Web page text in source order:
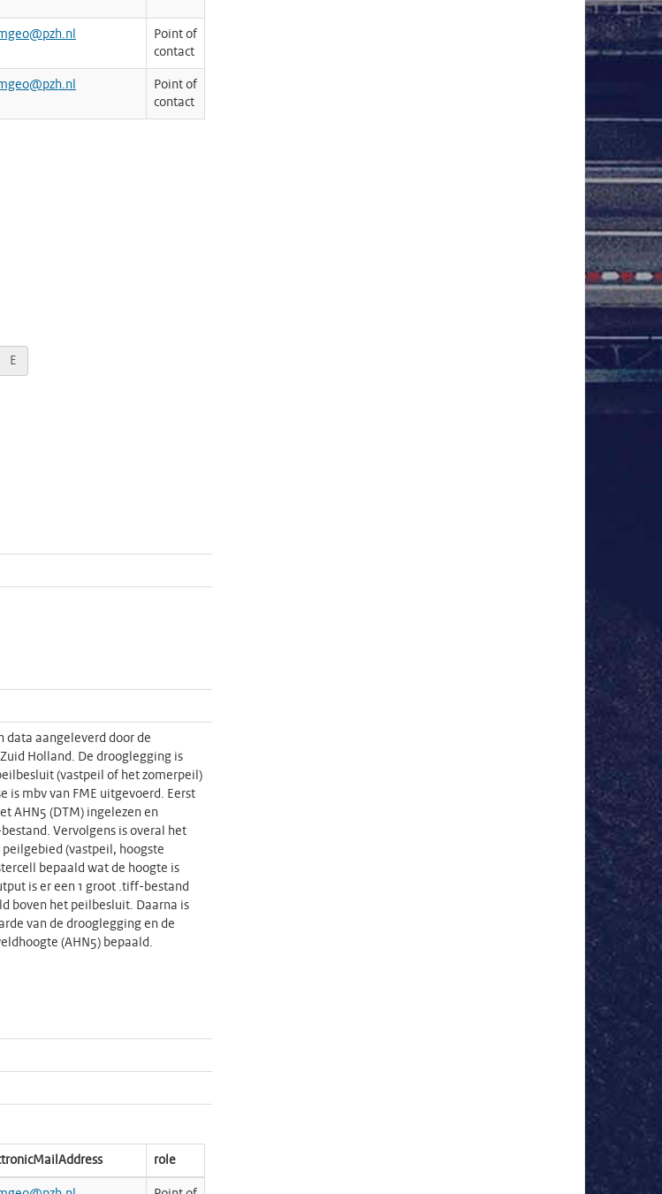
Point of
contact
Point of
contact
E
data aangeleverd door de
Holland. De drooglegging is
(vastpeil of het zomerpeil)
is mbv van FME uitgevoerd. Eerst
AHN5 (DTM) ingelezen en
Vervolgens is overal het
(vastpeil, hoogste
bepaald wat de hoogte is
is er een 1 groot .tiff-bestand
boven het peilbesluit. Daarna is
van de drooglegging en de
(AHN5) bepaald.
role